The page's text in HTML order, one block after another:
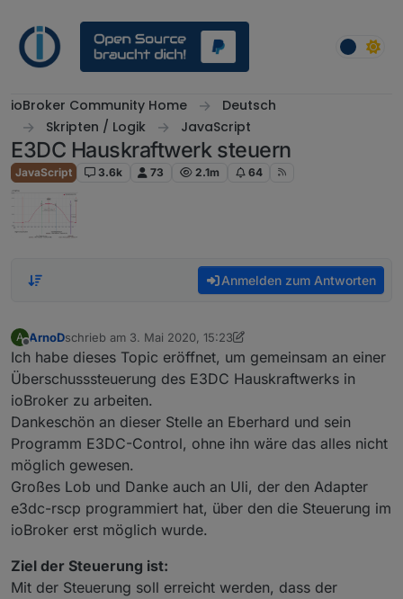
ioBroker Community Home
Deutsch
Skripten / Logik
JavaScript
E3DC Hauskraftwerk steuern
JavaScript 3.6k 73 2.1m 64
Anmelden zum Antworten
A
Offline
ArnoDschrieb am 3. Mai 2020, 15:23
zuletzt editiert von ArnoD
Ich habe dieses Topic eröffnet, um gemeinsam an einer
Überschusssteuerung des E3DC Hauskraftwerks in
ioBroker zu arbeiten.
Dankeschön an dieser Stelle an Eberhard und sein
Programm E3DC-Control, ohne ihn wäre das alles nicht
möglich gewesen.
Großes Lob und Danke auch an Uli, der den Adapter
e3dc-rscp programmiert hat, über den die Steuerung im
ioBroker erst möglich wurde.
Ziel der Steuerung ist:
Mit der Steuerung soll erreicht werden, dass der